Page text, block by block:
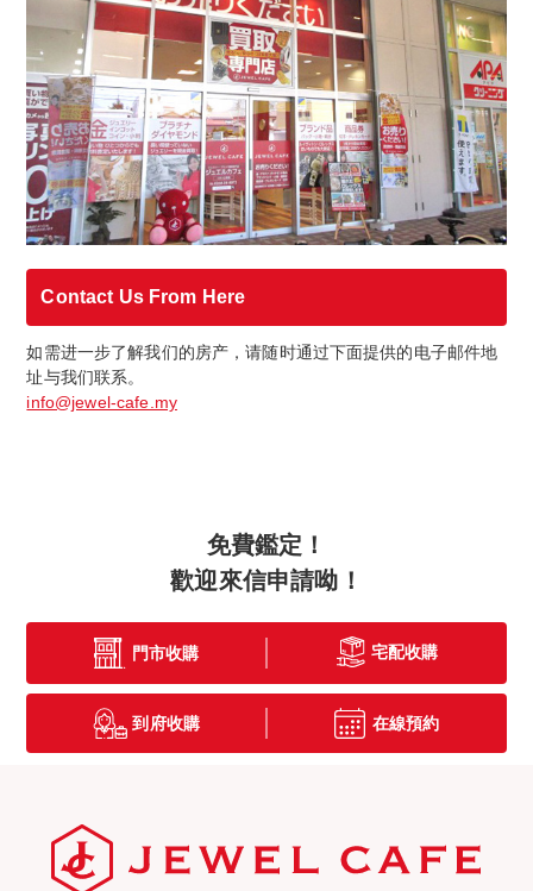
Contact Us From Here
如需进一步了解我们的房产，请随时通过下面提供的电子邮件地
址与我们联系。
info@jewel-cafe.my
免費鑑定！
歡迎來信申請呦！
門市收購 宅配收購
到府收購 在線預約